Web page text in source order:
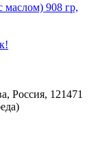
маслом) 908 гр,
Россия, 121471